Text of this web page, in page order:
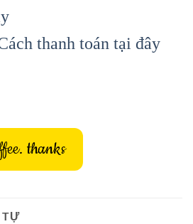
thanh toán tại đây
thanks
TỰ